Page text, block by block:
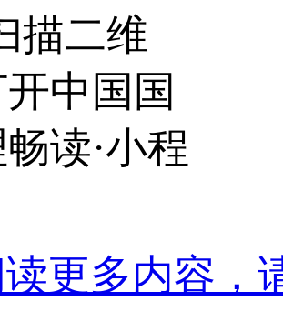
更多内容，